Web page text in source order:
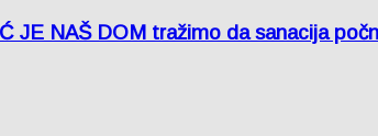
JE NAŠ DOM tražimo da sanacija